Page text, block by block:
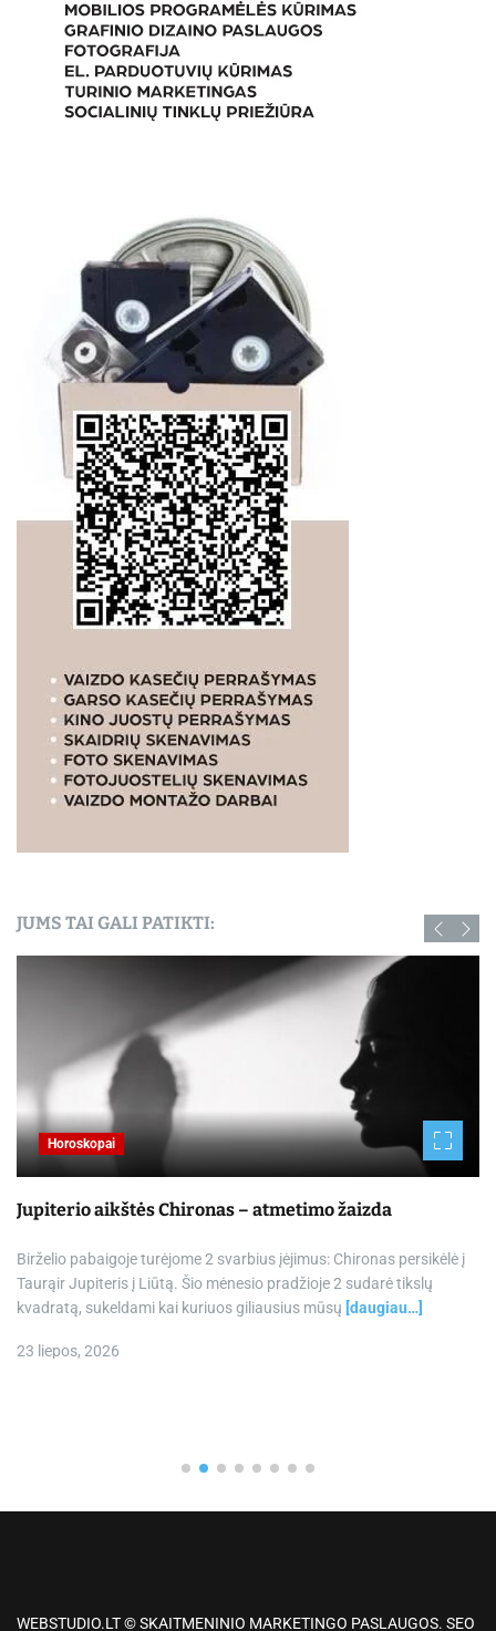
JUMS TAI GALI PATIKTI:
Horoskopai
Jupiterio aikštės Chironas – atmetimo žaizda
Birželio pabaigoje turėjome 2 svarbius įėjimus: Chironas persikėlė į
Taurąir Jupiteris į Liūtą. Šio mėnesio pradžioje 2 sudarė tikslų
kvadratą, sukeldami kai kuriuos giliausius mūsų [daugiau…]
23 liepos, 2026
WEBSTUDIO.LT © SKAITMENINIO MARKETINGO PASLAUGOS. SEO